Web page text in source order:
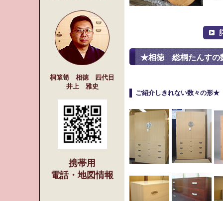
桐箪笥 相徳 四代目
井上 雅史
携帯用
電話・地図情報
★相徳 総桐たんすの
ご紹介しきれない数々の形★